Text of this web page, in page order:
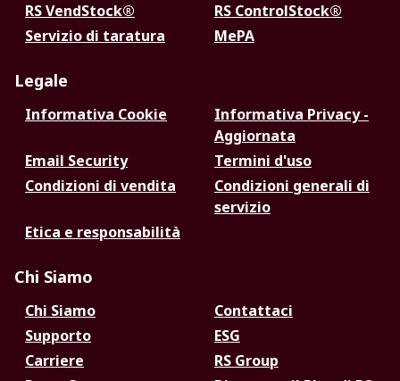
RS VendStock®
RS ControlStock®
Servizio di taratura
MePA
Legale
Informativa Cookie
Informativa Privacy -
Aggiornata
Email Security
Termini d'uso
Condizioni di vendita
Condizioni generali di
servizio
Etica e responsabilità
Chi Siamo
Chi Siamo
Contattaci
Supporto
ESG
Carriere
RS Group